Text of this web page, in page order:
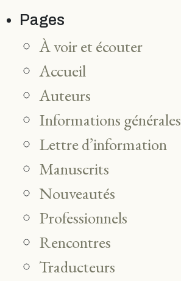
Pages
À voir et écouter
Accueil
Auteurs
Informations générales
Lettre d’information
Manuscrits
Nouveautés
Professionnels
Rencontres
Traducteurs